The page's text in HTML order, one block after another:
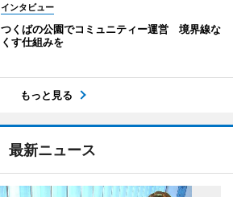
インタビュー
つくばの公園でコミュニティー運営 境界線な
くす仕組みを
もっと見る
最新ニュース